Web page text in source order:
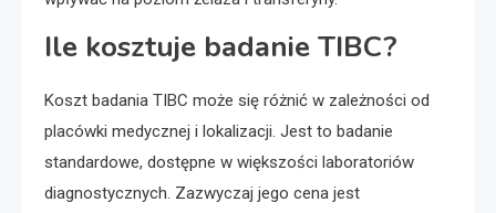
Ile kosztuje badanie TIBC?
Koszt badania TIBC może się różnić w zależności od
placówki medycznej i lokalizacji. Jest to badanie
standardowe, dostępne w większości laboratoriów
diagnostycznych. Zazwyczaj jego cena jest